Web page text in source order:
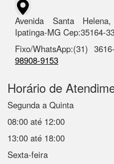
Avenida Santa
Ipatinga-MG Cep:35164-
Fixo/WhatsApp:(31)
98908-9153
Horário de
Segunda a Quinta
08:00 até 12:00
13:00 até 18:00
Sexta-feira